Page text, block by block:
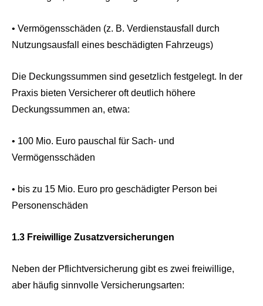
• Vermögensschäden (z. B. Verdienstausfall durch
Nutzungsausfall eines beschädigten Fahrzeugs)
Die Deckungssummen sind gesetzlich festgelegt. In der
Praxis bieten Versicherer oft deutlich höhere
Deckungssummen an, etwa:
• 100 Mio. Euro pauschal für Sach- und
Vermögensschäden
• bis zu 15 Mio. Euro pro geschädigter Person bei
Personenschäden
1.3 Freiwillige Zusatzversicherungen
Neben der Pflichtversicherung gibt es zwei freiwillige,
aber häufig sinnvolle Versicherungsarten: